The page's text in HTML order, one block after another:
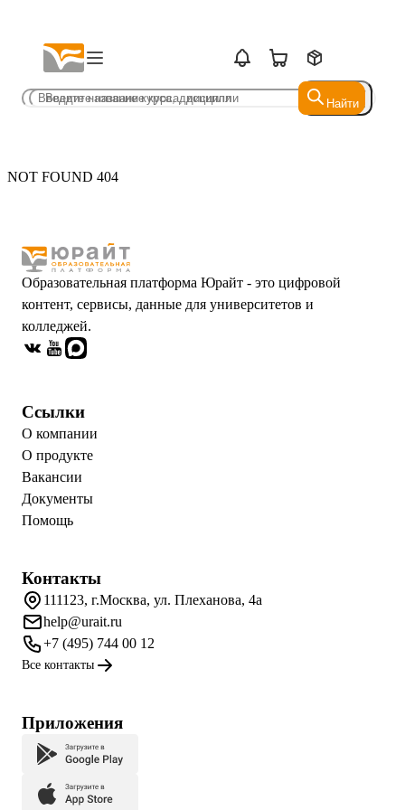
Найти
Найти
NOT FOUND 404
Образовательная платформа Юрайт - это цифровой
контент, сервисы, данные для университетов и
колледжей.
Ссылки
О компании
О продукте
Вакансии
Документы
Помощь
Контакты
111123, г.Москва, ул. Плеханова, 4а
help@urait.ru
+7 (495) 744 00 12
Все контакты
Приложения